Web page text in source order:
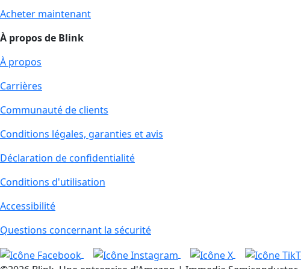
Acheter maintenant
À propos de Blink
À propos
Carrières
Communauté de clients
Conditions légales, garanties et avis
Déclaration de confidentialité
Conditions d'utilisation
Accessibilité
Questions concernant la sécurité